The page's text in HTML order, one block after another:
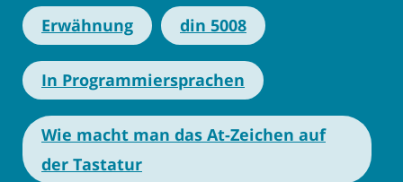
Erwähnung din 5008
In Programmiersprachen
Wie macht man das At-Zeichen auf
der Tastatur